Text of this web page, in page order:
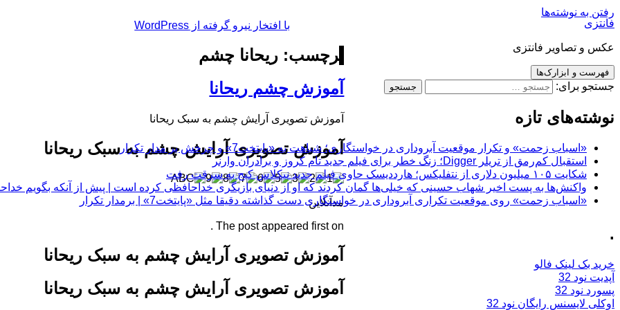
رفتن به نوشته‌ها
فانتزی
عکس و تصاویر فانتزی
فهرست و ابزارک‌ها
جستجو برای:
نوشته‌های تازه
«اسباب زحمت» و تکرار موقعیت آبروداری در خواستگاری؛ شباهت به «پایتخت7» و چرخش بر مدار تکرار
استقبال کم‌رمق از تریلر Digger؛ زنگ خطر برای فیلم جدید تام کروز و برادران وارنر
شکایت ۱۰۵ میلیون دلاری از نتفلیکس؛ هارددیسک حاوی فیلم جدید نیکلاس کیج به سرقت رفت
واکنش‌ها به پست اخیر شهاب حسینی که خیلی‌ها گمان کردند که او از دنیای بازیگری خداحافظی کرده است | پیش از آنکه بگویم
«اسباب زحمت» روی موقعیت تکراری آبروداری در خواستگاری دست گذاشته دقیقا مثل «پایتخت7» | برمدار تکرار
.
خرید بک لینک فالو
آپدیت نود 32
پسورد نود 32
اوکلی لایسنس رایگان نود 32
برچسب: ریحانا چشم
آموزش چشم ریحانا
آموزش تصویری آرایش چشم به سبک ریحانا
آموزش تصویری آرایش چشم به سبک ریحانا
مدآنلاین
The post appeared first on .
آموزش تصویری آرایش چشم به سبک ریحانا
آموزش تصویری آرایش چشم به سبک ریحانا
با افتخار نیرو گرفته از WordPress